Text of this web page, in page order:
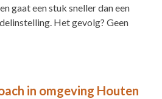
gaat een stuk sneller dan een
Het gevolg? Geen
in omgeving Houten